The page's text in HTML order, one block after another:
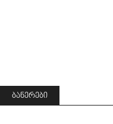
ᲑᲐᲜᲔᲠᲔᲑᲘ